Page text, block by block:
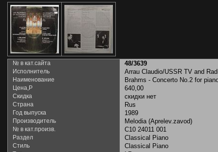
№ в кат.сайта 48/3639
Исполнитель Arrau Claudio/USSR TV and
Наименование Brahms - Concerto No.2 for
Цена,Р 640,00
Скидка скидки нет
Страна Rus
Год выпуска 1989
Производитель Melodia (Aprelev.zavod)
№ в кат.произв. C10 24011 001
Раздел Classical Piano
Стиль Classical Piano